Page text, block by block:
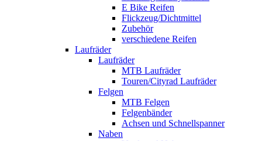
E Bike Reifen
Flickzeug/Dichtmittel
Zubehör
verschiedene Reifen
Laufräder
Laufräder
MTB Laufräder
Touren/Cityrad Laufräder
Felgen
MTB Felgen
Felgenbänder
Achsen und Schnellspanner
Naben